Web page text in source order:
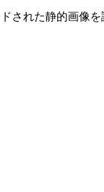
された静的画像を